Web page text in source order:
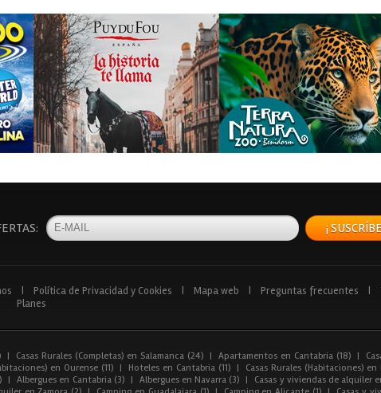
¡
Política de Privacidad y Cookies Mapa web Preguntas frecuentes
Planes
| Casas Rurales (Completas) en Salamanca (24) | Apartamentos en Cantabria (18) |
en Ourense (11) | Hoteles en Cantabria (11) |
Casas Rurales (Habitaciones) en
| Albergues en Cantabria (3) | Albergues en Navarra (3) |
Casas y viviendas de alquiler